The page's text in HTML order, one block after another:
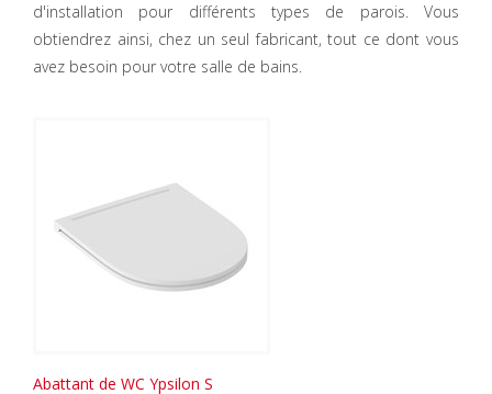
d'installation pour différents types de parois. Vous
obtiendrez ainsi, chez un seul fabricant, tout ce dont vous
avez besoin pour votre salle de bains.
Abattant de WC Ypsilon S